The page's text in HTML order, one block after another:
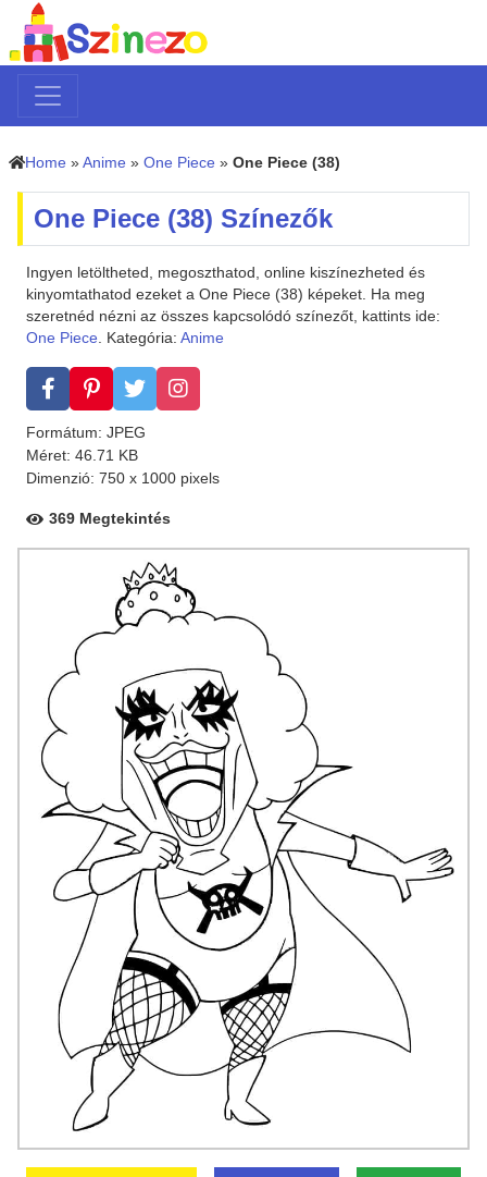
Home » Anime » One Piece » One Piece (38)
One Piece (38) Színezők
Ingyen letöltheted, megoszthatod, online kiszínezheted és
kinyomtathatod ezeket a One Piece (38) képeket. Ha meg
szeretnéd nézni az összes kapcsolódó színezőt, kattints ide:
One Piece. Kategória: Anime
Formátum: JPEG
Méret: 46.71 KB
Dimenzió: 750 x 1000 pixels
369 Megtekintés